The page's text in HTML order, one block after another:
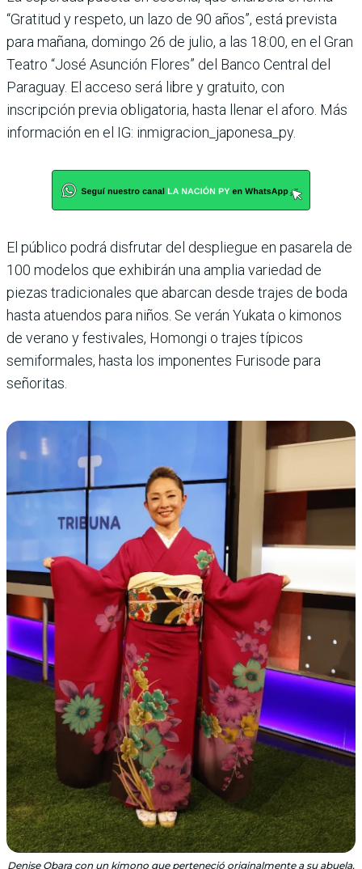
“Gra­titud y respeto, un lazo de 90 años”, está prevista
para mañana, domingo 26 de julio, a las 18:00, en el Gran
Tea­tro “José Asunción Flores” del Banco Central del
Para­guay. El acceso será libre y gratuito, con
inscripción pre­via obligatoria, hasta llenar el aforo. Más
información en el IG: inmigracion_japonesa_py.
El público podrá disfrutar del des­pliegue en pasa­rela de
100 mode­los que exhibirán una amplia varie­dad de
piezas tradi­cionales que abar­can desde trajes de boda
hasta atuen­dos para niños. Se verán Yukata o kimonos
de verano y festivales, Homongi o trajes típicos
semiformales, hasta los imponentes Furisode para
señoritas.
Denise Obara con un kimono que perteneció originalmente a su abuela,